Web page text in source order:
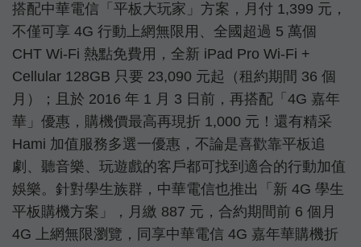
搭配中華電信「平板大玩家」方案，月付 1,399 元，
不僅可享 4G 行動上網無限用、全國超過 5 萬個
CHT Wi-Fi 熱點免費用，全新 iPad Pro Wi-Fi +
Cellular 128GB 只要 23,090 元起（租約期間 36 個
月）；且於 2016 年 1 月 3 日前，再搭配「4G 嘉年
華」優惠，購機價最高再現折 1,000 元！還有精采
Hami 加值服務多選一優惠，不論是喜歡靠平板追
劇、聽音樂、玩遊戲的客戶都可找到適合的行動加值
娛樂。針對學生族群，中華電信也推出「新 4G 學生
平板購機方案」，月繳 887 元，合約期間前 6 個月
4G 上網無限瀏覽，同享中華電信 4G 嘉年華購機折